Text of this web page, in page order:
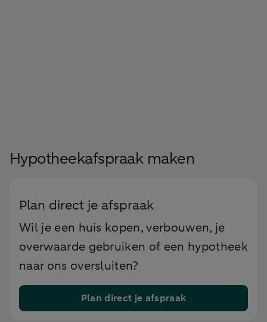
Hypotheekafspraak maken
Plan direct je afspraak
Wil je een huis kopen, verbouwen, je
overwaarde gebruiken of een hypotheek
naar ons oversluiten?
Plan direct je afspraak